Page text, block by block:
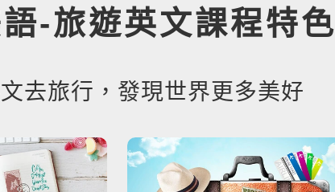
-旅遊英文課程特色
去旅行，發現世界更多美好